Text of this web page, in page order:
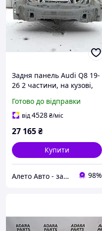
Задня панель Audi Q8 19-
26 2 частини, на кузові,
Готово до відправки
від4528₴/міс
27 165₴
Купити
Алето Авто - запчастини на авто зі США 98%